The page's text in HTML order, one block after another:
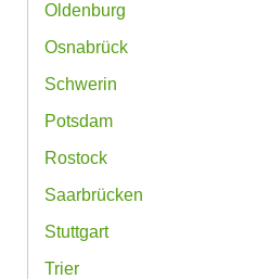
Oldenburg
Osnabrück
Schwerin
Potsdam
Rostock
Saarbrücken
Stuttgart
Trier